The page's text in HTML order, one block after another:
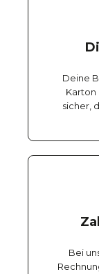
Deine
Karton
sicher,
Bei